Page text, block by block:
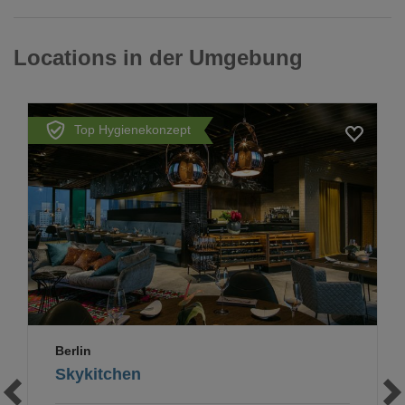
Locations in der Umgebung
Top Hygienekonzept
Skykitchen
Berlin